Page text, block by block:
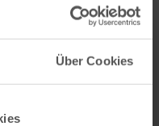
Über Cookies